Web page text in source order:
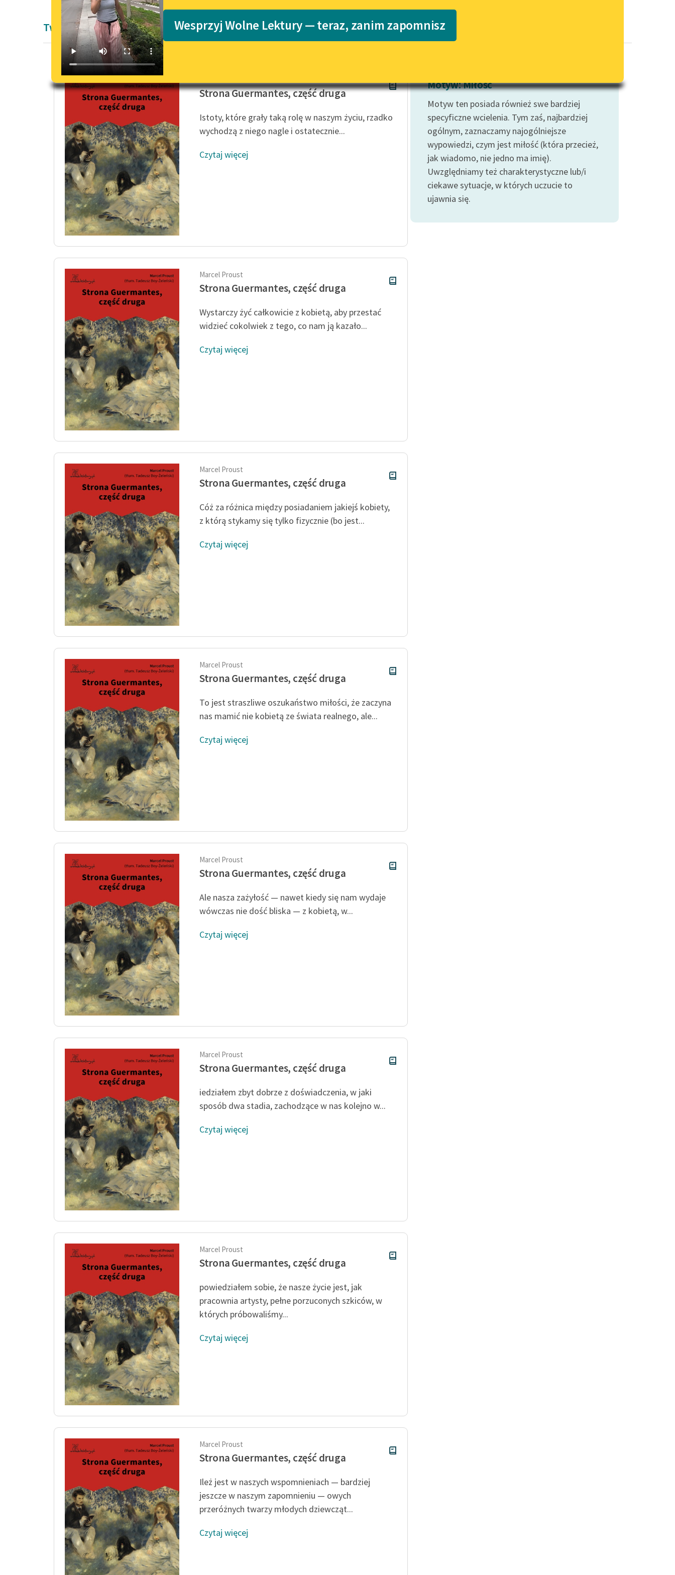
Lektury szkolne i klasyka
literatury do słuchania dla
E-kolekcja lektur szkolnych i
literatury do słuchania dla
uczennic i uczniów z
niepełnosprawnościami
Feministyczne inspiracje.
Popularyzacja skandynawskiej
Katalog
Katalog w formacie PDF
wrażliwych
Deklaracja dostępności
Wesprzyj Wolne Lektury — teraz, zanim zapomnisz
Twórczość Marcela Prousta
Strona Guermantes, część druga
Istoty, które grały taką rolę w naszym życiu, rzadko
wychodzą z niego nagle i ostatecznie...
Czytaj więcej
Marcel Proust
Strona Guermantes, część druga
Wystarczy żyć całkowicie z kobietą, aby przestać
widzieć cokolwiek z tego, co nam ją kazało...
Czytaj więcej
Marcel Proust
Strona Guermantes, część druga
Cóż za różnica między posiadaniem jakiejś kobiety,
z którą stykamy się tylko fizycznie (bo jest...
Czytaj więcej
Marcel Proust
Strona Guermantes, część druga
To jest straszliwe oszukaństwo miłości, że zaczyna
nas mamić nie kobietą ze świata realnego, ale...
Czytaj więcej
Marcel Proust
Strona Guermantes, część druga
Ale nasza zażyłość — nawet kiedy się nam wydaje
wówczas nie dość bliska — z kobietą, w...
Czytaj więcej
Marcel Proust
Strona Guermantes, część druga
iedziałem zbyt dobrze z doświadczenia, w jaki
sposób dwa stadia, zachodzące w nas kolejno w...
Czytaj więcej
Marcel Proust
Strona Guermantes, część druga
powiedziałem sobie, że nasze życie jest, jak
pracownia artysty, pełne porzuconych szkiców, w
których próbowaliśmy...
Czytaj więcej
Marcel Proust
Strona Guermantes, część druga
Ileż jest w naszych wspomnieniach — bardziej
jeszcze w naszym zapomnieniu — owych
przeróżnych twarzy młodych dziewcząt...
Czytaj więcej
Motyw: Miłość
Motyw ten posiada również swe bardziej
specyficzne wcielenia. Tym zaś, najbardziej
ogólnym, zaznaczamy najogólniejsze
wypowiedzi, czym jest miłość (która przecież,
jak wiadomo, nie jedno ma imię).
Uwzględniamy też charakterystyczne lub/i
ciekawe sytuacje, w których uczucie to
ujawnia się.